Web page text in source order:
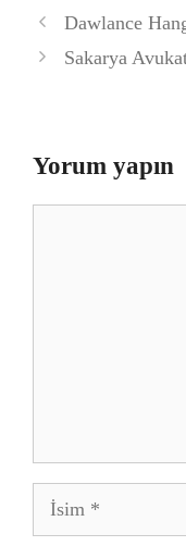
Dawlance
Sakarya
Yorum yapın
İsim